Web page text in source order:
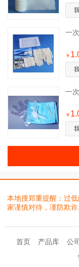
一
￥
一
￥
本地搜郑重提醒：过
家谨慎对待，谨防欺
首页 产品库 公